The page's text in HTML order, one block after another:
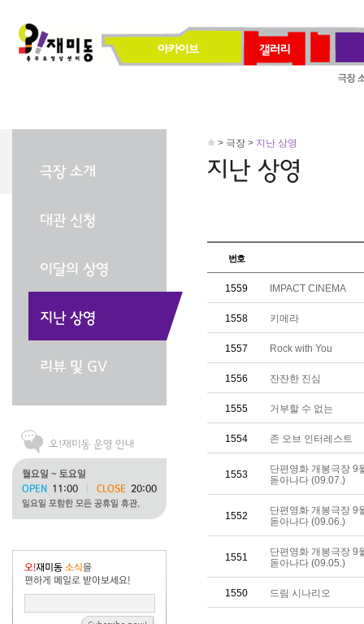
> 극장 > 지난 상영
번호
1559 IMPACT CINEMA
1558 키메라
1557 Rock with You
1556 잔잔한 진심
1555 거부할 수 없는
1554 존 오브 인터레스트
1553
단편영화 개봉극장 9
돋아나다 (09.07.)
1552
단편영화 개봉극장 9
돋아나다 (09.06.)
1551
단편영화 개봉극장 9
돋아나다 (09.05.)
1550 드림 시나리오